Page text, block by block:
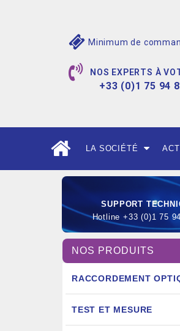
Minimum de
NOS EXPERTS À
+33 (0)1 75 94
LA SOCIÉTÉ
SUPPORT
Hotline +33 (0)1 75
NOS PRODUITS
RACCORDEMENT
TEST ET MESURE